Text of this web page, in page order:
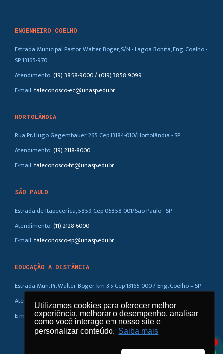
Utilizamos cookies para oferecer melhor
experiência, melhorar o desempenho, analisar
como você interage em nosso site e
personalizar conteúdo. Saiba mais
ENGENHEIRO COELHO
Estrada Municipal Pastor Walter Boger, S/N - Lagoa Bonita, Eng. Coelho -
SP, 13165-970
Atendimento:(19) 3858-9000 / (019) 3858 9099
E-mail:faleconosco-ec@unasp.edu.br
HORTOLÂNDIA
Rua Pr. Hugo Gegembauer, 265 Cep 13184-010/Hortolândia - SP
Atendimento:(19) 2118-8000
E-mail:faleconosco-ht@unasp.edu.br
SÃO PAULO
Estrada de Itapecerica, 5859 Cep 05858-001/São Paulo - SP
Atendimento:(11) 2128-6000
E-mail:faleconosco-sp@unasp.edu.br
EDUCAÇÃO A DISTÂNCIA
Estrada Mun. Pr. Walter Boger, km 3,5 Cep 13165-000 / Eng. Coelho – SP
Atendimento:
(019) 3858-5100 / 0800-770-0323
E-mail: ead@unasp.br